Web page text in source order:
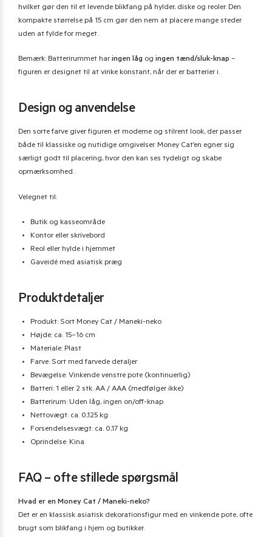
hvilket gør den til et levende blikfang på hylder, diske og reoler. Den
kompakte størrelse på 15 cm gør den nem at placere mange steder
uden at fylde for meget.
Bemærk: Batterirummet har ingen låg og ingen tænd/sluk-knap –
figuren er designet til at vinke konstant, når der er batterier i.
Design og anvendelse
Den sorte farve giver figuren et moderne og stilrent look, der passer
både til klassiske og nutidige omgivelser. Money Cat’en egner sig
særligt godt til placering, hvor den kan ses tydeligt og skabe
opmærksomhed.
Velegnet til:
Butik og kasseområde
Kontor eller skrivebord
Reol eller hylde i hjemmet
Gaveidé med asiatisk præg
Produktdetaljer
Produkt: Sort Money Cat / Maneki-neko
Højde: ca. 15–16 cm
Materiale: Plast
Farve: Sort med farvede detaljer
Bevægelse: Vinkende venstre pote (kontinuerlig)
Batteri: 1 eller 2 stk. AA / AAA (medfølger ikke)
Batterirum: Uden låg, ingen on/off-knap
Nettovægt: ca. 0,125 kg
Forsendelsesvægt: ca. 0,17 kg
Oprindelse: Kina
FAQ – ofte stillede spørgsmål
Hvad er en Money Cat / Maneki-neko?
Det er en klassisk asiatisk dekorationsfigur med en vinkende pote, ofte
brugt som blikfang i hjem og butikker.